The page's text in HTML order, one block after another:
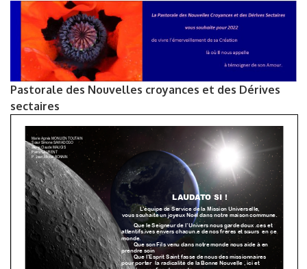
Pastorale des Nouvelles croyances et des Dérives
sectaires